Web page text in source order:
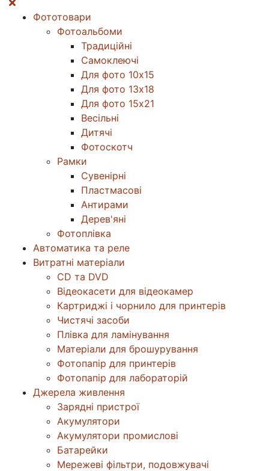
Фототовари
Фотоальбоми
Традиційні
Самоклеючі
Для фото 10х15
Для фото 13х18
Для фото 15х21
Весільні
Дитячі
Фотоскотч
Рамки
Сувенірні
Пластмасові
Антирами
Дерев'яні
Фотоплівка
Автоматика та реле
Витратні матеріали
CD та DVD
Відеокасети для відеокамер
Картриджі і чорнило для принтерів
Чистячі засоби
Плівка для ламінування
Матеріали для брошурування
Фотопапір для принтерів
Фотопапір для лабораторій
Джерела живлення
Зарядні пристрої
Акумулятори
Акумулятори промислові
Батарейки
Мережеві фільтри, подовжувачі